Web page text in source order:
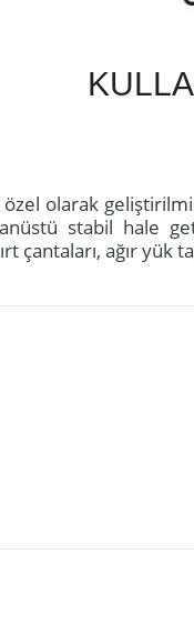
olarak
stabil hale
çantaları, ağır